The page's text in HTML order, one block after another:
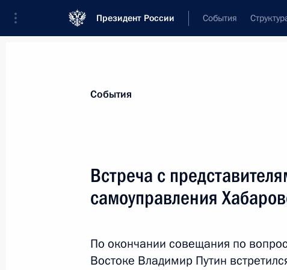
Президент России События
Показать
во Владивосток
13 декабря 2018 года, 17:00
События
Встреча с
самоуправления
По окончании совещания по
Востоке Владимир Путин